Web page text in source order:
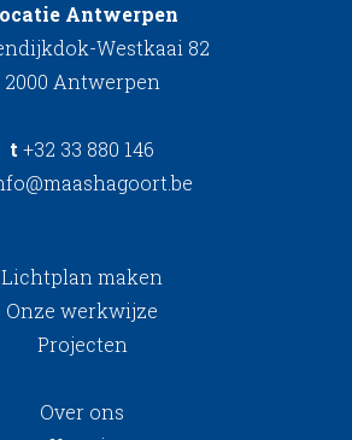
Antwerpen
Westkaai 82
2000 Antwerpen
t+32 33 880 146
Lichtplan maken
Onze werkwijze
Projecten
Over ons